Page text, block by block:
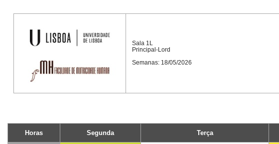
Sala 1L
Principal-Lord
Semanas: 18/05/2026
Horas Segunda Terça